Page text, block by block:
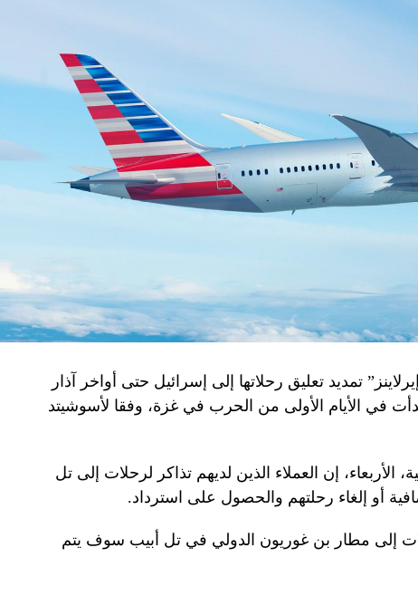
تمديد تعليق رحلاتها إلى إسرائيل حتى أواخر آذار
في الأيام الأولى من الحرب في غزة، وفقا لأسوشيتد
إن العملاء الذين لديهم تذاكر لرحلات إلى تل
أو إلغاء رحلتهم والحصول على استرداد.
إلى مطار بن غوريون الدولي في تل أبيب سوف يتم